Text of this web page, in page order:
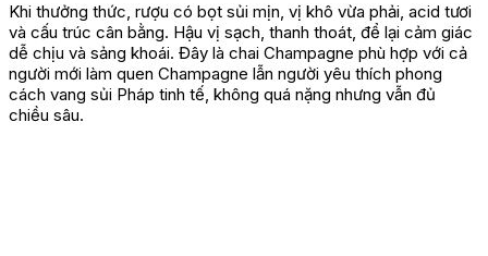
Khi thưởng thức, rượu có bọt sủi mịn, vị khô vừa phải, acid tươi
và cấu trúc cân bằng. Hậu vị sạch, thanh thoát, để lại cảm giác
dễ chịu và sảng khoái. Đây là chai Champagne phù hợp với cả
người mới làm quen Champagne lẫn người yêu thích phong
cách vang sủi Pháp tinh tế, không quá nặng nhưng vẫn đủ
chiều sâu.